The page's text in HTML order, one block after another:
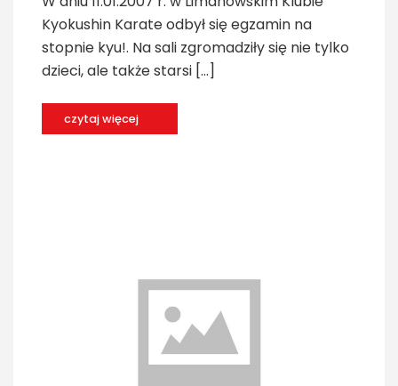
Kyokushin Karate odbył się egzamin na
stopnie kyu!. Na sali zgromadziły się nie tylko
dzieci, ale także starsi […]
czytaj więcej